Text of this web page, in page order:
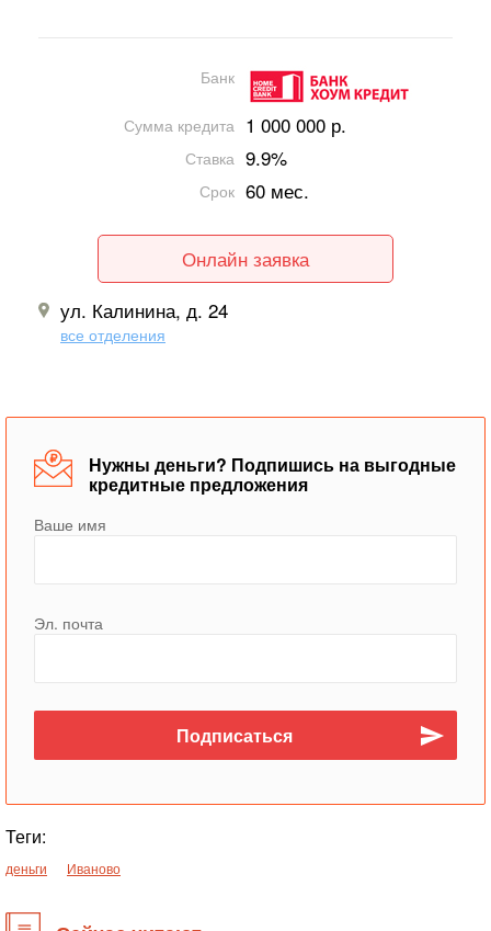
Банк
Сумма кредита 1 000 000 р.
Ставка 9.9%
Срок 60 мес.
Онлайн заявка
ул. Калинина, д. 24
все отделения
Нужны деньги? Подпишись на выгодные
кредитные предложения
Ваше имя
Эл. почта
Теги:
деньги Иваново